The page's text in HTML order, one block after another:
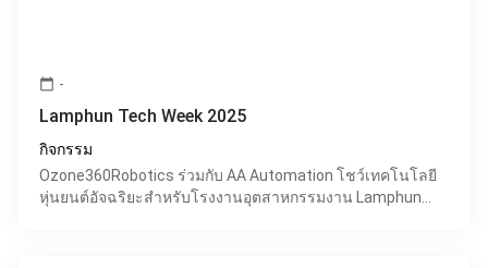
calendar_today -
Lamphun Tech Week 2025
กิจกรรม
Ozone360Robotics ร่วมกับ AA Automation โชว์เทคโนโลยี
หุ่นยนต์อัจฉริยะสำหรับโรงงานอุตสาหกรรมงาน Lamphun